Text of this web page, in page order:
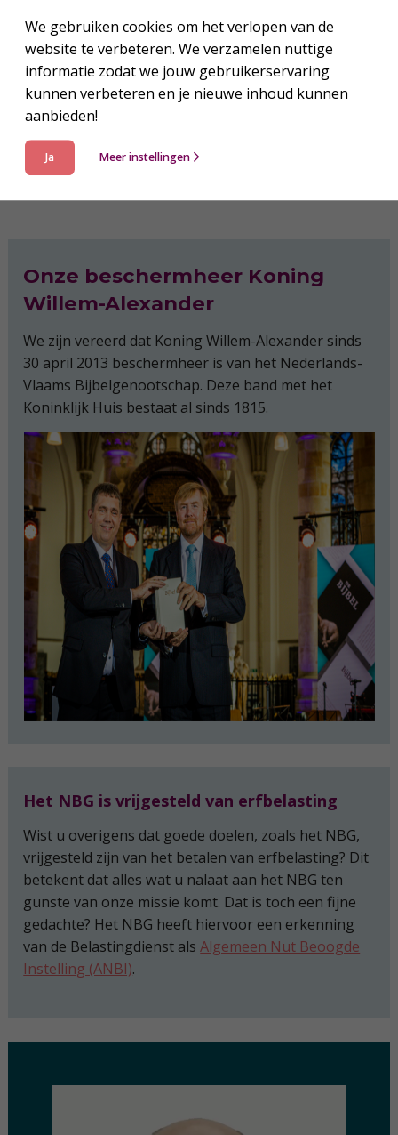
Bijbelgenootschap (NBG)
De rechtsvorm van het Nederlands-Vlaams
Bijbelgenootschap is een vereniging met volledige
rechtsbevoegdheid.
Adres: Zijlweg 198, 2015 CK HAARLEM
RSIN-nummer: 003609406
Onze beschermheer Koning
Willem-Alexander
We zijn vereerd dat Koning Willem-Alexander sinds
30 april 2013 beschermheer is van het Nederlands-
Vlaams Bijbelgenootschap. Deze band met het
Koninklijk Huis bestaat al sinds 1815.
Het NBG is vrijgesteld van erfbelasting
Wist u overigens dat goede doelen, zoals het NBG,
vrijgesteld zijn van het betalen van erfbelasting? Dit
betekent dat alles wat u nalaat aan het NBG ten
gunste van onze missie komt. Dat is toch een fijne
gedachte? Het NBG heeft hiervoor een erkenning
van de Belastingdienst alsAlgemeen Nut Beoogde
Instelling (ANBI).
We gebruiken cookies om het verlopen van de
website te verbeteren. We verzamelen nuttige
informatie zodat we jouw gebruikerservaring
kunnen verbeteren en je nieuwe inhoud kunnen
aanbieden!
Ja Meer instellingen